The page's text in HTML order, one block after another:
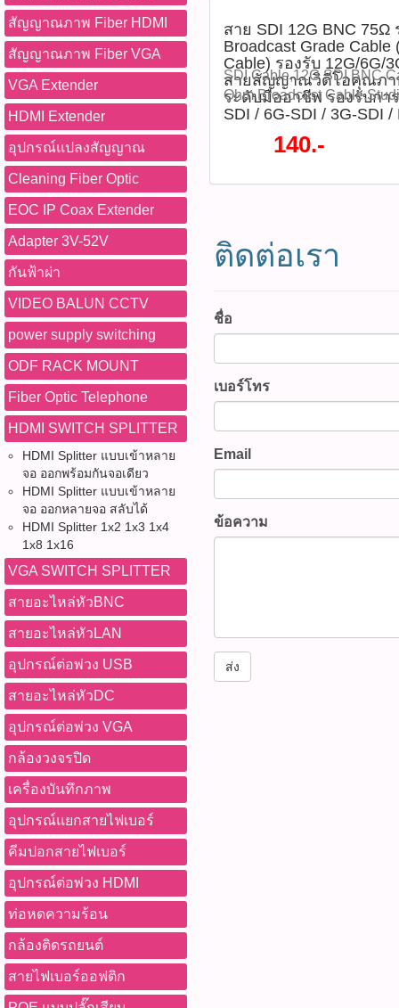
สัญญาณภาพ Fiber HDMI
สัญญาณภาพ Fiber VGA
VGA Extender
HDMI Extender
อุปกรณ์แปลงสัญญาณ
Cleaning Fiber Optic
EOC IP Coax Extender
Adapter 3V-52V
กันฟ้าผ่า
VIDEO BALUN CCTV
power supply switching
ODF RACK MOUNT
Fiber Optic Telephone
HDMI SWITCH SPLITTER
HDMI Splitter แบบเข้าหลาย
จอ ออกพร้อมกันจอเดียว
HDMI Splitter แบบเข้าหลาย
จอ ออกหลายจอ สลับได้
HDMI Splitter 1x2 1x3 1x4
1x8 1x16
VGA SWITCH SPLITTER
สายอะไหล่หัวBNC
สายอะไหล่หัวLAN
อุปกรณ์ต่อพ่วง USB
สายอะไหล่หัวDC
อุปกรณ์ต่อพ่วง VGA
กล้องวงจรปิด
เครื่องบันทึกภาพ
อุปกรณ์แยกสายไฟเบอร์
คีมปอกสายไฟเบอร์
อุปกรณ์ต่อพ่วง HDMI
ท่อหดความร้อน
กล้องติดรถยนต์
สายไฟเบอร์ออฟติก
อัปเดตเฟิร์มแวร์อย่างสม่ำเส
ประสิทธิภาพและความปลอ
อุปกรณ์ที่จะได้รับ 1)กล้องวง
IPC3622LE-ADF28K-WP-
กล้องวงจรปิด, กล้อง IP,
IPC3622LE-ADF28K-WP-
ISP, ColorHunter, กล้อง
in Mic, Human Detection,
กล้องร้านค้า, กล้องสำนักงา
ระบบรักษาความปลอดภัย
987-3656 (saleธิป)
2686 (sale ตี๋)
ภาพ -ไฟ Warm Light ให้ภา
คืน -มีไมโครโฟนในตัว บัน
-รองรับ PoE เดินสายง่าย ป
-รองรับ MicroSD สูงสุด
ระดับ IP67 เหมาะกับงานภ
ประโยชน์ในการใช้งาน -เฝ้
สำนักงาน -โรงงานอุตสาหก
อะแดปเตอร์ DC 12V หรือ
ตามมาตรฐานที่กำหนด -คว
นาน -หากติดตั้งภายนอก คว
สำหรับงานบันทึกข้อมูลต่อเ
หน้าเลนส์เป็นประจำเพื่อรั
อุปกรณ์ที่จะได้รับ 1)กล้องวง
L,กล้องวงจรปิด,กล้อง IP,IP
ISP,ColorHunter,Warm
คืน,กล้องกันน้ำ
Mic,ONVIF,CCTV,กล้องรัก
หมด
ที่นี้ 065-862-4063(sale โอ๊
ในตัว (Built-in Mic) -รองรับ
-พอร์ตเครือข่าย RJ45 10/
มาตรฐาน ONVIF Profile S
งานผ่าน UNV-Link, UNV-
EZStation -มาตรฐานกันน้ำ
-30°C ถึง 60°C -ใช้พลังงาน
ใช้งาน 1)ติดตั้งกล้องในตำ
ไฟและรับส่งข้อมูล 3)ค้นหา
โปรแกรม EZStation หรือแ
Human Detection ตามควา
โฟนได้แบบเรียลไทม์
เชื่อมต่อ) ข้อดี -ภาพคมชัด
1080P -Smart Dual Light
265 -รองรับ PoE เดินสายง่
อาคารได้ -รองรับ Human
การแจ้งเตือนผิดพลาด -ใช้พ
-รองรับมาตรฐาน ONVIF ใ
-บันทึกภาพพร้อมเสียงเพื่อใ
เหตุการณ์ -ลดความเสี่ยงจ
การบุกรุก -ตรวจสอบสถานที่
เครือข่าย, CCTV, ระบบสื่อ
IT ที่รวมฟังก์ชันการตรวจสอ
ระบบเครือข่ายไว้ในเครื่องเ
ทดสอบสาย RJ45, RJ11, สา
สายโทรศัพท์ และสายโลหะ
Tracer, Network
ระบบเครือข่ายระดับมืออาชี
รุ่น :LT-600T(รหัสสินค้า
ความละเอียด 800 × 480 ใช้
สัมผัส -รองรับการทดสอบสา
ลำดับสาย (Wire Map) และ
(Continuity Test) -ตรวจสอบ
Circuit) -วัดความยาวสายได้
-ฟังก์ชัน RJ45 TDR 3.0 ต
สอบคุณภาพสาย LAN
Cable Tracer พร้อมตัวรับ
ระบบ (IP Discovery / IP
Traceroute และ PPPoE
Server สำหรับโอนไฟล์และ
สาย SDI 12G BNC 75Ω
Broadcast Grade Cable
Cable) รองรับ 12G/6G/
สายสัญญาณวิดีโอคุณภา
ระดับมืออาชีพ รองรับก
SDI / 6G-SDI / 3G-SDI /
SDI Cable,12G SDI,BNC
Ohm,Broadcast
Cable,4K60Hz,4K
SDI,HD-SDI,SD-
75Ω,Professional
รองรับ 4K@60Hz
(Studio Video Cable) รองรั
งานระดับมืออาชีพ รองรับ
SDI / 6G-SDI / 3G-SDI /
คุณภาพสูง ตัวนำสัญญาณคว
layer Shielding) เพื่อให้ก
เสถียร ลดการสูญเสียสัญญา
Broadcast, Studio, กล้องถ่
บาท รุ่น :SDI-4K60Hz-03M
: P05918) ยาว 3 เมตรราค
4K60Hz-3M (รหัสสินค้า :
140.-
ติดต่อเรา
ชื่อ
เบอร์โทร
Email
ข้อความ
ส่ง